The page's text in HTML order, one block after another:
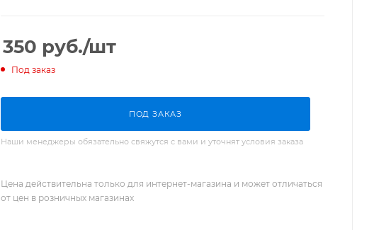
350 руб./шт
Под заказ
ПОД ЗАКАЗ
Наши менеджеры обязательно свяжутся с вами и уточнят условия заказа
Цена действительна только для интернет-магазина и может отличаться
от цен в розничных магазинах